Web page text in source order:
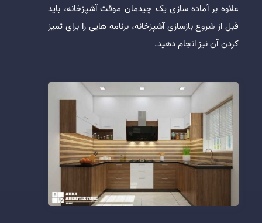
علاوه ‌بر آماده سازی یک چیدمان موقت آشپزخانه، باید
قبل از شروع بازسازی آشپزخانه، برنامه هایی را برای تمیز
کردن آن نیز انجام دهید.